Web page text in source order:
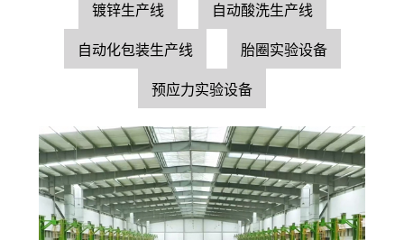
镀锌生产线 自动酸洗生产线
自动化包装生产线 胎圈实验设备
预应力实验设备